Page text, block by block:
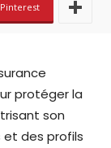
Pinterest
protéger la
son
et des profils